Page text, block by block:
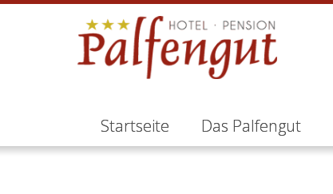
Startseite Das Palfengut